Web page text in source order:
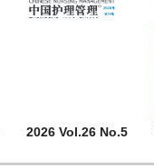
2026 Vol.26 No.5